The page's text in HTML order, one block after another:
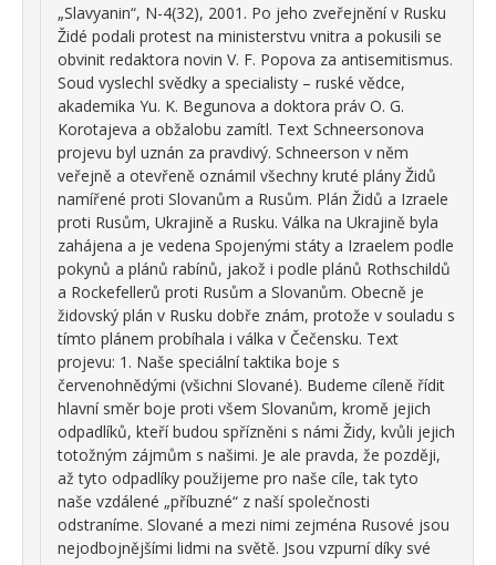
„Slavyanin“, N-4(32), 2001. Po jeho zveřejnění v Rusku
Židé podali protest na ministerstvu vnitra a pokusili se
obvinit redaktora novin V. F. Popova za antisemitismus.
Soud vyslechl svědky a specialisty – ruské vědce,
akademika Yu. K. Begunova a doktora práv O. G.
Korotajeva a obžalobu zamítl. Text Schneersonova
projevu byl uznán za pravdivý. Schneerson v něm
veřejně a otevřeně oznámil všechny kruté plány Židů
namířené proti Slovanům a Rusům. Plán Židů a Izraele
proti Rusům, Ukrajině a Rusku. Válka na Ukrajině byla
zahájena a je vedena Spojenými státy a Izraelem podle
pokynů a plánů rabínů, jakož i podle plánů Rothschildů
a Rockefellerů proti Rusům a Slovanům. Obecně je
židovský plán v Rusku dobře znám, protože v souladu s
tímto plánem probíhala i válka v Čečensku. Text
projevu: 1. Naše speciální taktika boje s
červenohnědými (všichni Slované). Budeme cíleně řídit
hlavní směr boje proti všem Slovanům, kromě jejich
odpadlíků, kteří budou spřízněni s námi Židy, kvůli jejich
totožným zájmům s našimi. Je ale pravda, že později,
až tyto odpadlíky použijeme pro naše cíle, tak tyto
naše vzdálené „příbuzné“ z naší společnosti
odstraníme. Slované a mezi nimi zejména Rusové jsou
nejodbojnějšími lidmi na světě. Jsou vzpurní díky své